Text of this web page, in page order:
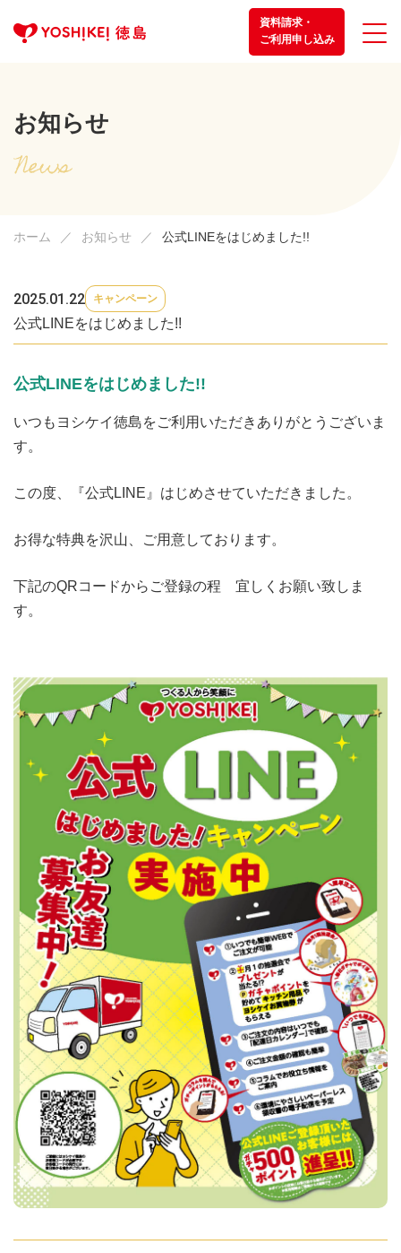
資料請求・
ご利用申し込み
お知らせ
ホーム お知らせ 公式LINEをはじめました!!
2025.01.22 キャンペーン
公式LINEをはじめました!!
公式LINEをはじめました!!
いつもヨシケイ徳島をご利用いただきありがとうございま
す。
この度、『公式LINE』はじめさせていただきました。
お得な特典を沢山、ご用意しております。
下記のQRコードからご登録の程 宜しくお願い致しま
す。